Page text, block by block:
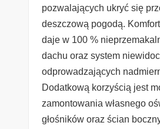
pozwalających ukryć się
deszczową pogodą.
daje w 100 %
dachu oraz system
odprowadzających
Dodatkową korzyścią jest
zamontowania własnego
głośników oraz ścian